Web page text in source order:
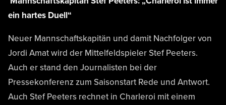
ein hartes Duell“
Neuer Mannschaftskapitän und damit Nachfolger von
Jordi Amat wird der Mittelfeldspieler Stef Peeters.
Auch er stand den Journalisten bei der
Pressekonferenz zum Saisonstart Rede und Antwort.
Auch Stef Peeters rechnet in Charleroi mit einem